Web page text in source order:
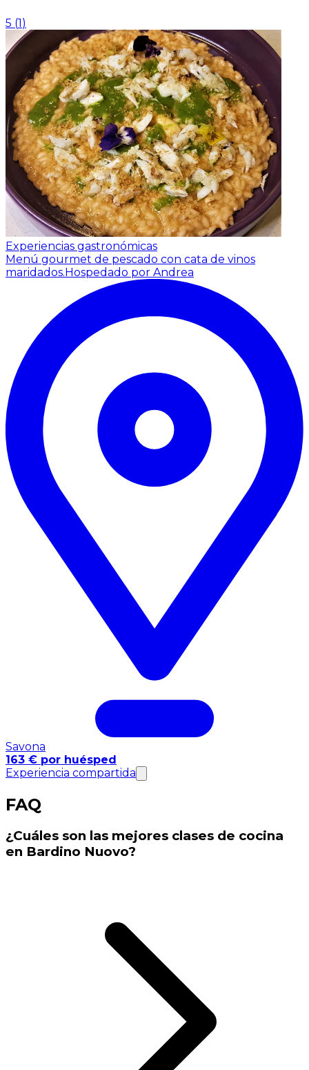
5 (1)
Experiencias gastronómicas
Menú gourmet de pescado con cata de vinos
maridados.Hospedado por Andrea
Savona
163 € por huésped
Experiencia compartida
FAQ
¿Cuáles son las mejores clases de cocina
en Bardino Nuovo?